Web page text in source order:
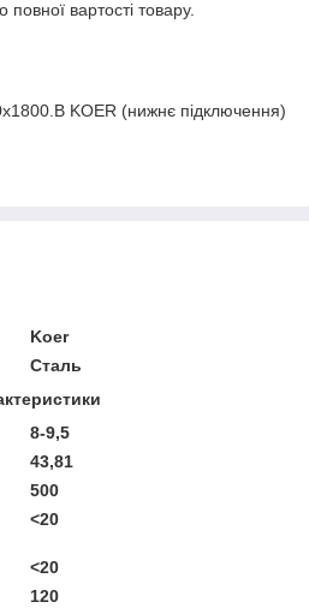
повної вартості товару.
KOER (нижнє підключення)
Koer
Сталь
8-9,5
43,81
500
<20
<20
120